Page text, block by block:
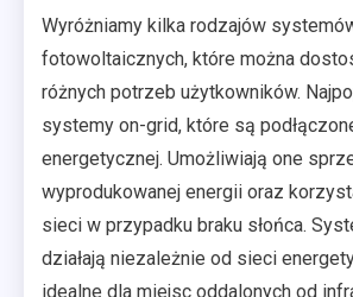
Wyróżniamy kilka rodzajów
fotowoltaicznych, które można
różnych potrzeb użytkowników.
systemy on-grid, które są
energetycznej. Umożliwiają one
wyprodukowanej energii oraz
sieci w przypadku braku słońca.
działają niezależnie od sieci
idealne dla miejsc oddalonych od